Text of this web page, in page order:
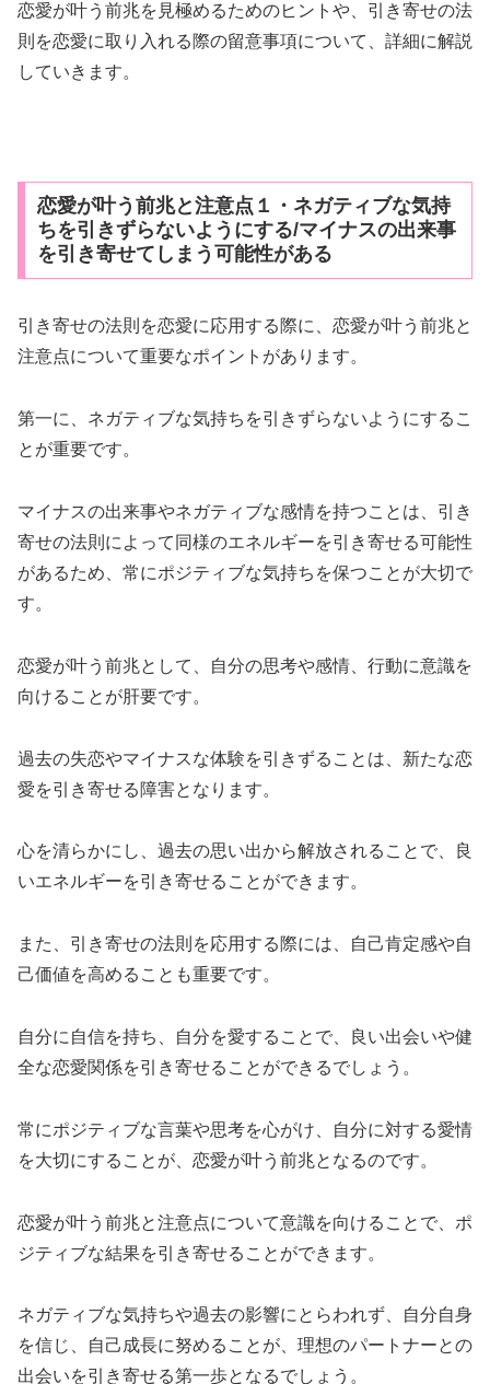
恋愛が叶う前兆を見極めるためのヒントや、引き寄せの法
則を恋愛に取り入れる際の留意事項について、詳細に解説
していきます。
恋愛が叶う前兆と注意点１・ネガティブな気持
ちを引きずらないようにする/マイナスの出来事
を引き寄せてしまう可能性がある
引き寄せの法則を恋愛に応用する際に、恋愛が叶う前兆と
注意点について重要なポイントがあります。
第一に、ネガティブな気持ちを引きずらないようにするこ
とが重要です。
マイナスの出来事やネガティブな感情を持つことは、引き
寄せの法則によって同様のエネルギーを引き寄せる可能性
があるため、常にポジティブな気持ちを保つことが大切で
す。
恋愛が叶う前兆として、自分の思考や感情、行動に意識を
向けることが肝要です。
過去の失恋やマイナスな体験を引きずることは、新たな恋
愛を引き寄せる障害となります。
心を清らかにし、過去の思い出から解放されることで、良
いエネルギーを引き寄せることができます。
また、引き寄せの法則を応用する際には、自己肯定感や自
己価値を高めることも重要です。
自分に自信を持ち、自分を愛することで、良い出会いや健
全な恋愛関係を引き寄せることができるでしょう。
常にポジティブな言葉や思考を心がけ、自分に対する愛情
を大切にすることが、恋愛が叶う前兆となるのです。
恋愛が叶う前兆と注意点について意識を向けることで、ポ
ジティブな結果を引き寄せることができます。
ネガティブな気持ちや過去の影響にとらわれず、自分自身
を信じ、自己成長に努めることが、理想のパートナーとの
出会いを引き寄せる第一歩となるでしょう。